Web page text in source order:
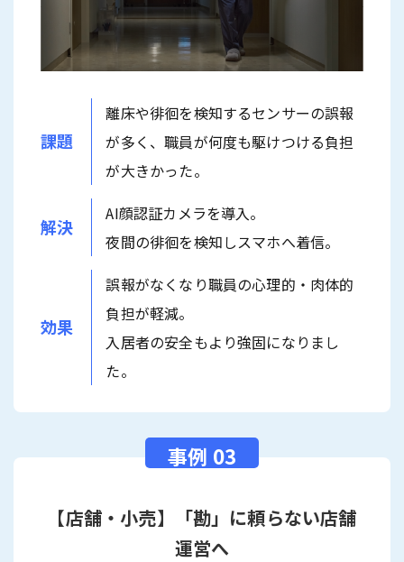
課題
離床や徘徊を検知するセンサーの誤報
が多く、職員が何度も駆けつける負担
が大きかった。
解決
AI顔認証カメラを導入。
夜間の徘徊を検知しスマホへ着信。
効果
誤報がなくなり職員の心理的・肉体的
負担が軽減。
入居者の安全もより強固になりまし
た。
【店舗・小売】「勘」に頼らない店舗
運営へ